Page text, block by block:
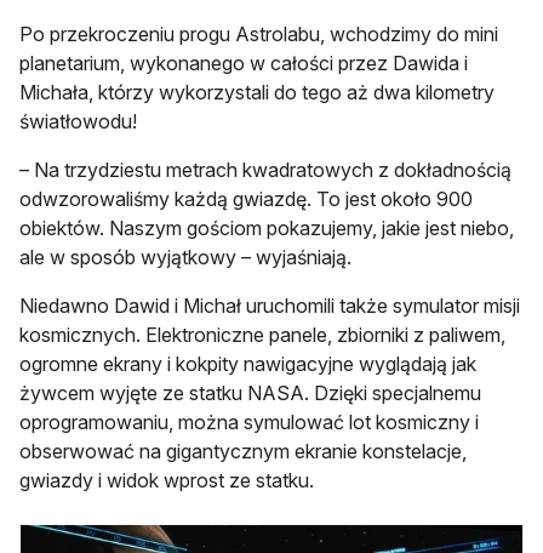
Po przekroczeniu progu Astrolabu, wchodzimy do mini
planetarium, wykonanego w całości przez Dawida i
Michała, którzy wykorzystali do tego aż dwa kilometry
światłowodu!
– Na trzydziestu metrach kwadratowych z dokładnością
odwzorowaliśmy każdą gwiazdę. To jest około 900
obiektów. Naszym gościom pokazujemy, jakie jest niebo,
ale w sposób wyjątkowy – wyjaśniają.
Niedawno Dawid i Michał uruchomili także symulator misji
kosmicznych. Elektroniczne panele, zbiorniki z paliwem,
ogromne ekrany i kokpity nawigacyjne wyglądają jak
żywcem wyjęte ze statku NASA. Dzięki specjalnemu
oprogramowaniu, można symulować lot kosmiczny i
obserwować na gigantycznym ekranie konstelacje,
gwiazdy i widok wprost ze statku.